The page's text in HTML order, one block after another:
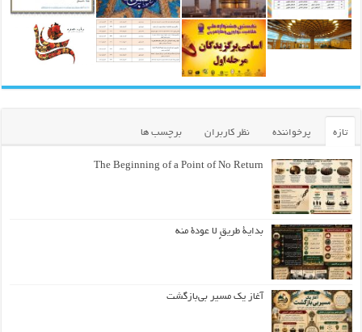
تازه پرخواننده نظر کاربران برچسب ها
The Beginning of a Point of No Return
بداية طريقٍ لا عودة منه
آغاز یک مسیر بی‌بازگشت